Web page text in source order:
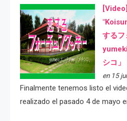
するフ
シコ」
en 15
Finalmente tenemos listo el
realizado el pasado 4 de mayo